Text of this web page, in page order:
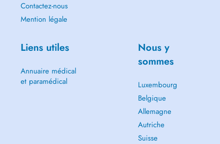
Contactez-nous
Mention légale
Liens utiles
Annuaire médical
et paramédical
Nous y
sommes
Luxembourg
Belgique
Allemagne
Autriche
Suisse